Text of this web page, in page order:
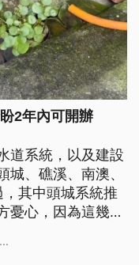
2年內可開辦
道系統，以及建設
、礁溪、南澳、
其中頭城系統推
憂心，因為這幾年
核，希望2年內可
...